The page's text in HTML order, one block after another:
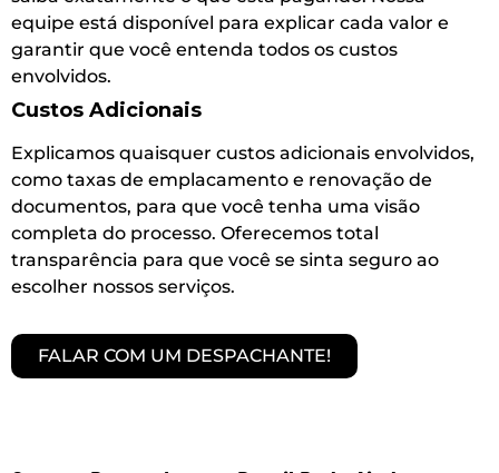
equipe está disponível para explicar cada valor e
garantir que você entenda todos os custos
envolvidos.
Custos Adicionais
Explicamos quaisquer custos adicionais envolvidos,
como taxas de emplacamento e renovação de
documentos, para que você tenha uma visão
completa do processo. Oferecemos total
transparência para que você se sinta seguro ao
escolher nossos serviços.
FALAR COM UM DESPACHANTE!